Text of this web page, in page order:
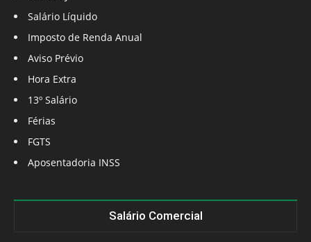
Salário Líquido
Imposto de Renda Anual
Aviso Prévio
Hora Extra
13º Salário
Férias
FGTS
Aposentadoria INSS
Salário Comercial